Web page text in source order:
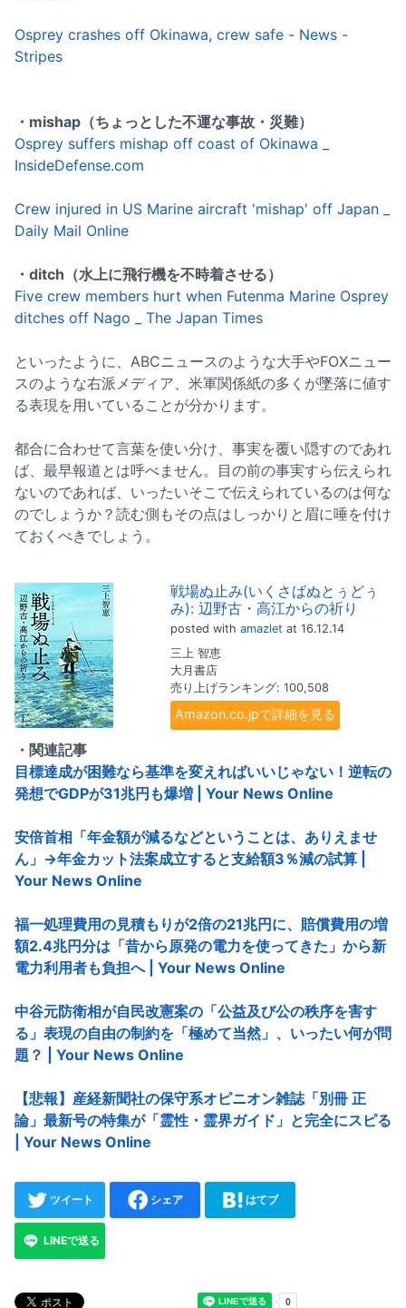
Osprey crashes off Okinawa, crew safe - News -
Stripes
・mishap（ちょっとした不運な事故・災難）
Osprey suffers mishap off coast of Okinawa _
InsideDefense.com
Crew injured in US Marine aircraft 'mishap' off Japan _
Daily Mail Online
・ditch（水上に飛行機を不時着させる）
Five crew members hurt when Futenma Marine Osprey
ditches off Nago _ The Japan Times
といったように、ABCニュースのような大手やFOXニュー
スのような右派メディア、米軍関係紙の多くが墜落に値す
る表現を用いていることが分かります。
都合に合わせて言葉を使い分け、事実を覆い隠すのであれ
ば、最早報道とは呼べません。目の前の事実すら伝えられ
ないのであれば、いったいそこで伝えられているのは何な
のでしょうか？読む側もその点はしっかりと眉に唾を付け
ておくべきでしょう。
戦場ぬ止み(いくさばぬとぅどぅ
み): 辺野古・高江からの祈り
posted with amazlet at 16.12.14
三上 智恵
大月書店
売り上げランキング: 100,508
Amazon.co.jpで詳細を見る
・関連記事
目標達成が困難なら基準を変えればいいじゃない！逆転の
発想でGDPが31兆円も爆増 | Your News Online
安倍首相「年金額が減るなどということは、ありえませ
ん」→年金カット法案成立すると支給額3％減の試算 |
Your News Online
福一処理費用の見積もりが2倍の21兆円に、賠償費用の増
額2.4兆円分は「昔から原発の電力を使ってきた」から新
電力利用者も負担へ | Your News Online
中谷元防衛相が自民改憲案の「公益及び公の秩序を害す
る」表現の自由の制約を「極めて当然」、いったい何が問
題？ | Your News Online
【悲報】産経新聞社の保守系オピニオン雑誌「別冊 正
論」最新号の特集が「霊性・霊界ガイド」と完全にスピる
| Your News Online
ツイート シェア はてブ
LINEで送る